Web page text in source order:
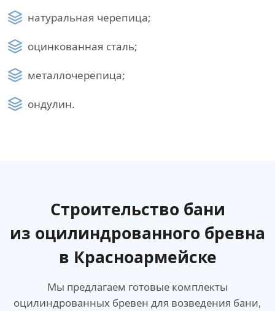
натуральная черепица;
оцинкованная сталь;
металлочерепица;
ондулин.
Строительство бани
из оцилиндрованного бревна
в Красноармейске
Мы предлагаем готовые комплекты
оцилиндрованных бревен для возведения бани,